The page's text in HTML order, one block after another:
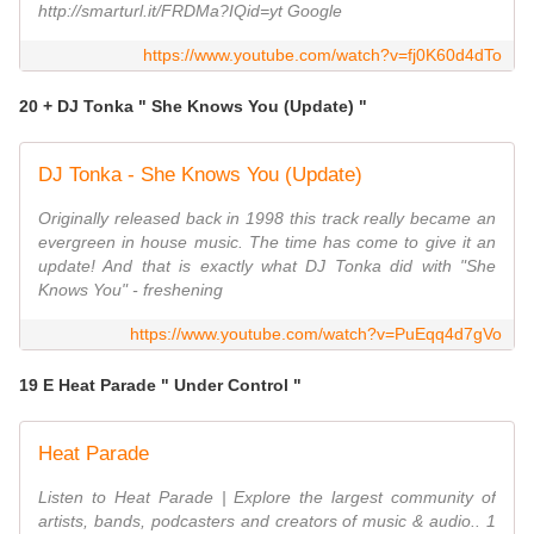
http://smarturl.it/FRDMa?IQid=yt Google
https://www.youtube.com/watch?v=fj0K60d4dTo
20 + DJ Tonka " She Knows You (Update) "
DJ Tonka - She Knows You (Update)
Originally released back in 1998 this track really became an
evergreen in house music. The time has come to give it an
update! And that is exactly what DJ Tonka did with "She
Knows You" - freshening
https://www.youtube.com/watch?v=PuEqq4d7gVo
19 E Heat Parade " Under Control "
Heat Parade
Listen to Heat Parade | Explore the largest community of
artists, bands, podcasters and creators of music & audio.. 1